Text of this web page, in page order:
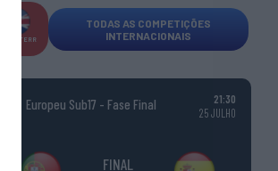
INGLATERR
TODAS AS COMPETIÇÕES
INTERNACIONAIS
Europeu Sub17 - Fase Final
21:30
25 JULHO
FINAL